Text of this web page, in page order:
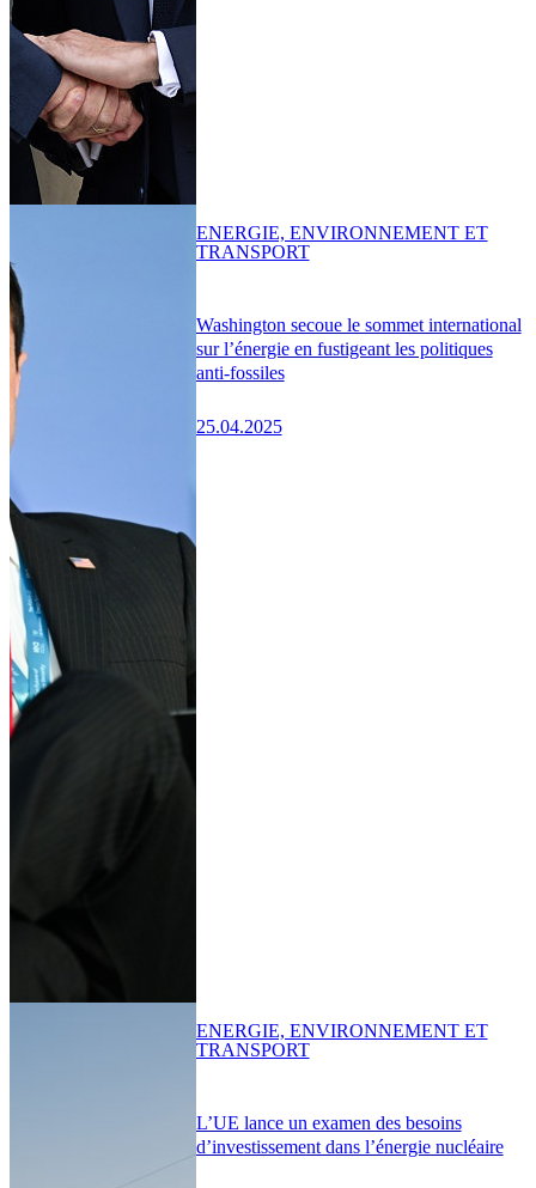
Washington secoue le sommet international
sur l’énergie en fustigeant les politiques
anti-fossiles
25.04.2025
ENERGIE, ENVIRONNEMENT ET
TRANSPORT
L’UE lance un examen des besoins
d’investissement dans l’énergie nucléaire
ENERGIE, ENVIRONNEMENT ET
TRANSPORT